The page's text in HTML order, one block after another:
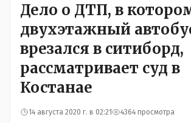
Дело о ДТП, в
двухэтажный
врезался в ситиборд,
рассматривает суд в
Костанае
14 августа 2020 г. в 02:21 4364 просмотра